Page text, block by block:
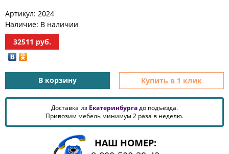
Артикул: 2024
Наличие: В наличии
32511 руб.
В корзину Купить в 1 клик
Доставка из Екатеринбургадо подъезда.
Привозим мебель минимум 2 раза в неделю.
НАШ НОМЕР:
МЕБЕЛЬ
ДЛЯ
ВАННОЙ
МЕБЕЛЬ-
РАЗНАЯ
МЕБЕЛЬ
КОМОДЫ
ЖУРНАЛЬНЫЕ